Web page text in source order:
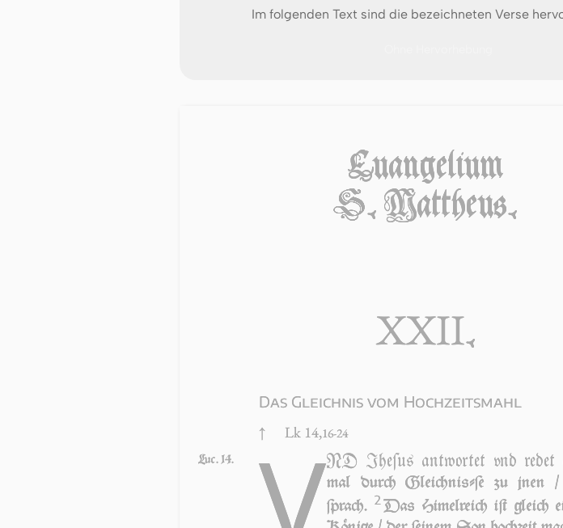
Im folgenden Text sind die bezeichneten Verse
Euangelium
S. Mattheus.
XXII.
Das Gleichnis vom Hochzeitsmahl
↑ Lk 14,16-24
Luc. 14. ND Jhe­ſus ant­wor­tet vnd re­det
mal durch Gleich­niſ­ſe zu jnen
ſprach.2 Das Hi­mel­reich iſt gleich